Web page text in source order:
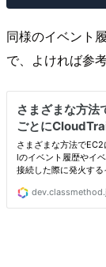
同様のイベント
で、よければ参